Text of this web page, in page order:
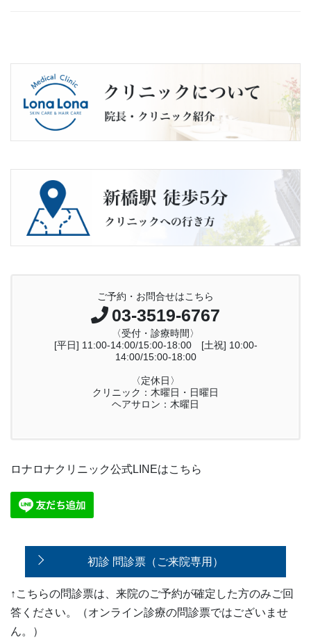
ご予約・お問合せはこちら
03-3519-6767
〈受付・診療時間〉
[平日] 11:00-14:00/15:00-18:00 [土祝] 10:00-
14:00/15:00-18:00
〈定休日〉
クリニック：木曜日・日曜日
ヘアサロン：木曜日
ロナロナクリニック公式LINEはこちら
初診 問診票（ご来院専用）
↑こちらの問診票は、来院のご予約が確定した方のみご回
答ください。（オンライン診療の問診票ではございませ
ん。）